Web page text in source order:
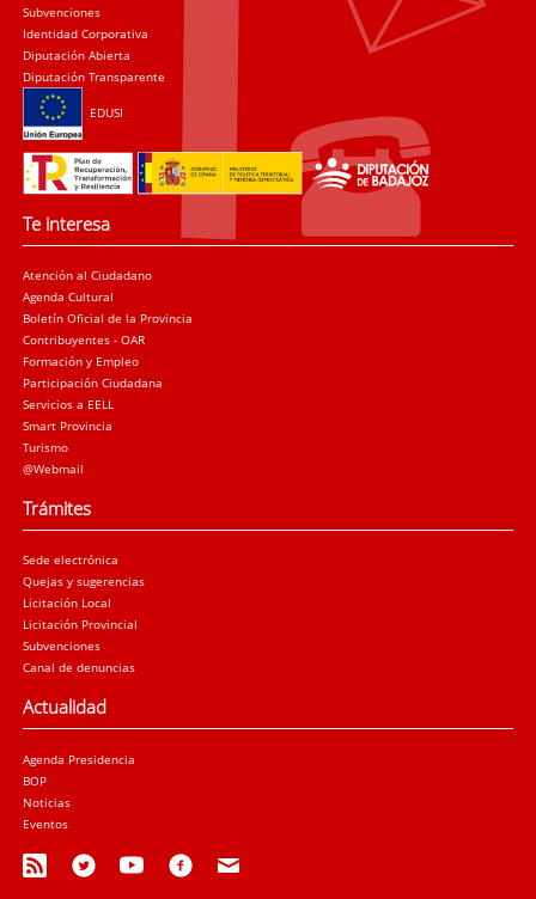
Subvenciones
Identidad Corporativa
Diputación Abierta
Diputación Transparente
EDUSI
Te interesa
Atención al Ciudadano
Agenda Cultural
Boletín Oficial de la Provincia
Contribuyentes - OAR
Formación y Empleo
Participación Ciudadana
Servicios a EELL
Smart Provincia
Turismo
@Webmail
Trámites
Sede electrónica
Quejas y sugerencias
Licitación Local
Licitación Provincial
Subvenciones
Canal de denuncias
Actualidad
Agenda Presidencia
BOP
Noticias
Eventos